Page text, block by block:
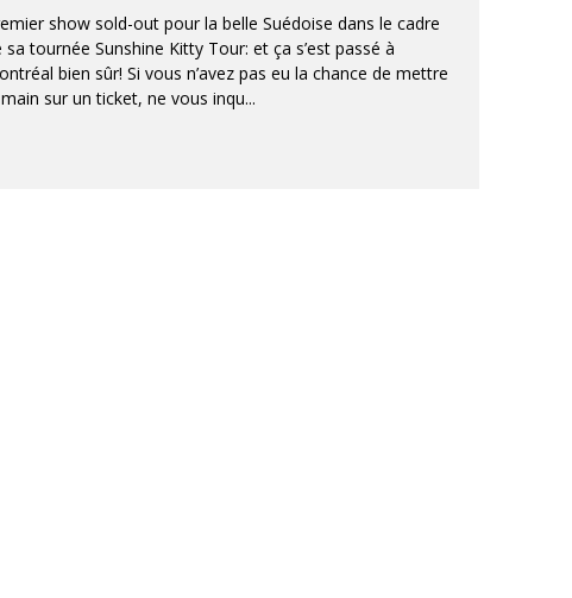
show sold-out pour la belle Suédoise dans le cadre
sa tournée Sunshine Kitty Tour: et ça s’est passé à
bien sûr! Si vous n’avez pas eu la chance de mettre
sur un ticket, ne vous inqu...